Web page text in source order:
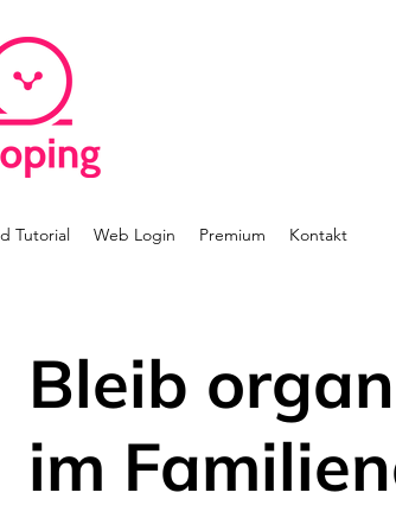
Tutorial Web Login Premium Kontakt
Bleib
im